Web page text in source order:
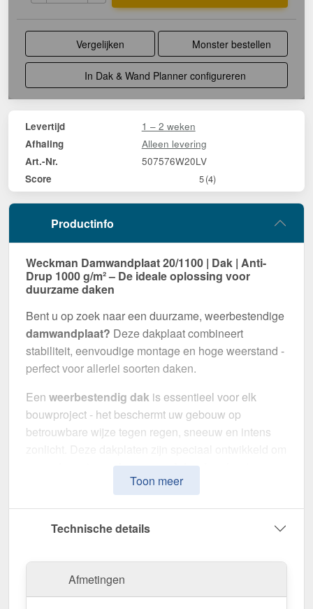
Vergelijken Monster bestellen
In Dak & Wand Planner configureren
Levertijd 1 – 2 weken
Afhaling Alleen levering
Art.-Nr. 507576W20LV
Score 5(4)
Productinfo
Weckman Damwandplaat 20/1100 | Dak | Anti-
Drup 1000 g/m² – De ideale oplossing voor
duurzame daken
Bent u op zoek naar een duurzame, weerbestendige
damwandplaat? Deze dakplaat combineert
stabiliteit, eenvoudige montage en hoge weerstand -
perfect voor allerlei soorten daken.
Een weerbestendig dak is essentieel voor elk
bouwproject - het beschermt uw gebouw op
betrouwbare wijze tegen regen, sneeuw en intens
robuuste en duurzame dakoplossing
bieden. Het maakt indruk met eenvoudige montage,
Gemaakt vanStaalmet een
materiaaldikte van 0,75
plaatbreedte van 1,135 men deeffectieve
werkende breedte van 1,10 m
efficiënte montage mogelijk. Dankzij de25 µm
Toon meer
Technische details
Afmetingen